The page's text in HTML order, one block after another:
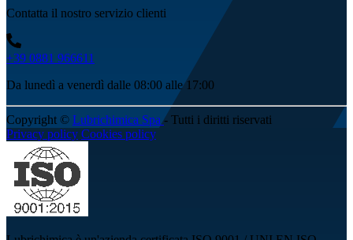
Contatta il nostro servizio clienti
+39 0881 966611
Da lunedì a venerdì dalle 08:00 alle 17:00
Copyright © Lubrichimica Spa- Tutti i diritti riservati
Privacy policy Cookies policy